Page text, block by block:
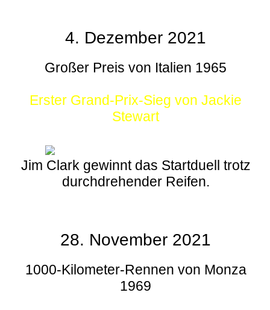
4. Dezember 2021
Großer Preis von Italien 1965
Erster Grand-Prix-Sieg von Jackie
Stewart
Jim Clark gewinnt das Startduell trotz
durchdrehender Reifen.
28. November 2021
1000-Kilometer-Rennen von Monza
1969